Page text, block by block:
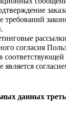
согласия
данных